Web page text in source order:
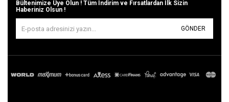
Bültenimize Üye Olun ! Tüm İndirim ve Fırsatlardan İlk Sizin
Haberiniz Olsun !
GÖNDER